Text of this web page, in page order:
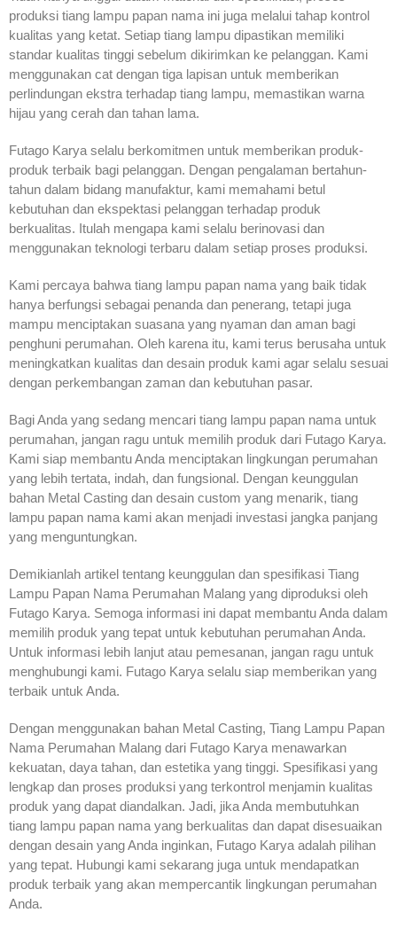
produksi tiang lampu papan nama ini juga melalui tahap kontrol
kualitas yang ketat. Setiap tiang lampu dipastikan memiliki
standar kualitas tinggi sebelum dikirimkan ke pelanggan. Kami
menggunakan cat dengan tiga lapisan untuk memberikan
perlindungan ekstra terhadap tiang lampu, memastikan warna
hijau yang cerah dan tahan lama.
Futago Karya selalu berkomitmen untuk memberikan produk-
produk terbaik bagi pelanggan. Dengan pengalaman bertahun-
tahun dalam bidang manufaktur, kami memahami betul
kebutuhan dan ekspektasi pelanggan terhadap produk
berkualitas. Itulah mengapa kami selalu berinovasi dan
menggunakan teknologi terbaru dalam setiap proses produksi.
Kami percaya bahwa tiang lampu papan nama yang baik tidak
hanya berfungsi sebagai penanda dan penerang, tetapi juga
mampu menciptakan suasana yang nyaman dan aman bagi
penghuni perumahan. Oleh karena itu, kami terus berusaha untuk
meningkatkan kualitas dan desain produk kami agar selalu sesuai
dengan perkembangan zaman dan kebutuhan pasar.
Bagi Anda yang sedang mencari tiang lampu papan nama untuk
perumahan, jangan ragu untuk memilih produk dari Futago Karya.
Kami siap membantu Anda menciptakan lingkungan perumahan
yang lebih tertata, indah, dan fungsional. Dengan keunggulan
bahan Metal Casting dan desain custom yang menarik, tiang
lampu papan nama kami akan menjadi investasi jangka panjang
yang menguntungkan.
Demikianlah artikel tentang keunggulan dan spesifikasi Tiang
Lampu Papan Nama Perumahan Malang yang diproduksi oleh
Futago Karya. Semoga informasi ini dapat membantu Anda dalam
memilih produk yang tepat untuk kebutuhan perumahan Anda.
Untuk informasi lebih lanjut atau pemesanan, jangan ragu untuk
menghubungi kami. Futago Karya selalu siap memberikan yang
terbaik untuk Anda.
Dengan menggunakan bahan Metal Casting, Tiang Lampu Papan
Nama Perumahan Malang dari Futago Karya menawarkan
kekuatan, daya tahan, dan estetika yang tinggi. Spesifikasi yang
lengkap dan proses produksi yang terkontrol menjamin kualitas
produk yang dapat diandalkan. Jadi, jika Anda membutuhkan
tiang lampu papan nama yang berkualitas dan dapat disesuaikan
dengan desain yang Anda inginkan, Futago Karya adalah pilihan
yang tepat. Hubungi kami sekarang juga untuk mendapatkan
produk terbaik yang akan mempercantik lingkungan perumahan
Anda.